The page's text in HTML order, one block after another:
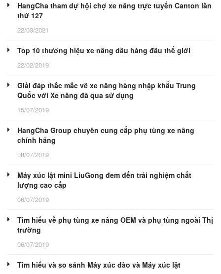
HangCha tham dự hội chợ xe nâng trực tuyến Canton lần
thứ 127
22/03/2021
Top 10 thương hiệu xe nâng dầu hàng đầu thế giới
22/02/2019
Giải đáp thắc mắc về xe nâng hàng nhập khẩu Trung
Quốc với Xe nâng đã qua sử dụng
15/07/2019
HangCha Group chuyên cung cấp phụ tùng xe nâng
chính hãng
08/07/2019
Máy xúc lật mini LiuGong đem đến trải nghiệm chất
lượng cao cấp
06/07/2019
Tìm hiểu về phụ tùng xe nâng OEM và phụ tùng ngoài Thị
trường
06/07/2019
Tìm hiểu và so sánh Máy xúc đào và Máy xúc lật